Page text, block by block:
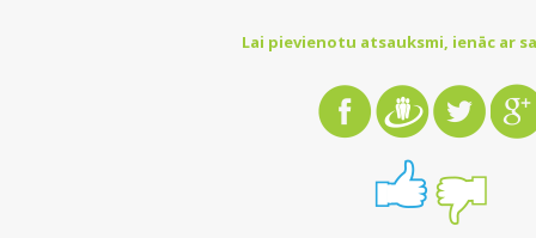
Lai pievienotu atsauksmi, ienāc ar